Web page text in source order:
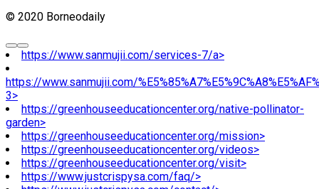
© 2020 Borneodaily
https://www.sanmujii.com/services-7/a>
https://www.sanmujii.com/
3>
https://greenhouseeducationcenter.org/native-pollinator-
garden>
https://greenhouseeducationcenter.org/mission>
https://greenhouseeducationcenter.org/videos>
https://greenhouseeducationcenter.org/visit>
https://www.justcrispysa.com/faq/>